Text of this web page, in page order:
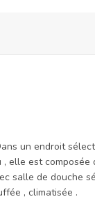
un endroit
elle est composée
salle de douche
, climatisée .